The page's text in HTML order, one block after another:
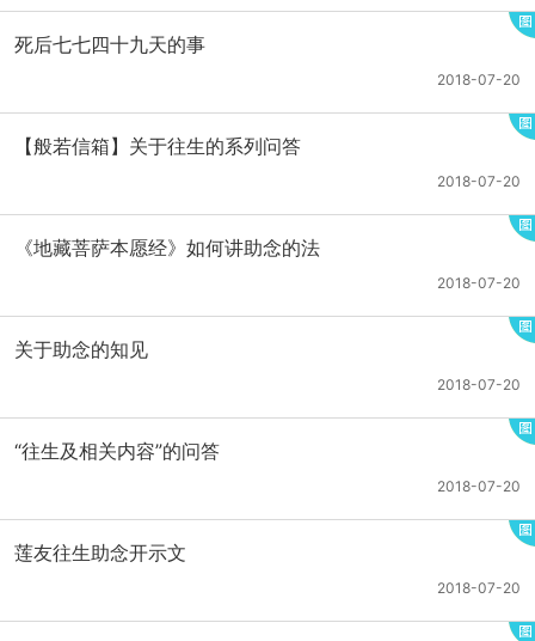
死后七七四十九天的事
2018-07-20
【般若信箱】关于往生的系列问答
2018-07-20
《地藏菩萨本愿经》如何讲助念的法
2018-07-20
关于助念的知见
2018-07-20
“往生及相关内容”的问答
2018-07-20
莲友往生助念开示文
2018-07-20